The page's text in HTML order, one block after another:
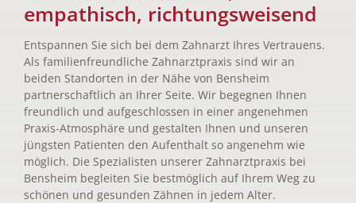
empathisch, richtungsweisend
Entspannen Sie sich bei dem Zahnarzt Ihres Vertrauens.
Als familienfreundliche Zahnarztpraxis sind wir an
beiden Standorten in der Nähe von Bensheim
partnerschaftlich an Ihrer Seite. Wir begegnen Ihnen
freundlich und aufgeschlossen in einer angenehmen
Praxis-Atmosphäre und gestalten Ihnen und unseren
jüngsten Patienten den Aufenthalt so angenehm wie
möglich. Die Spezialisten unserer Zahnarztpraxis bei
Bensheim begleiten Sie bestmöglich auf Ihrem Weg zu
schönen und gesunden Zähnen in jedem Alter.